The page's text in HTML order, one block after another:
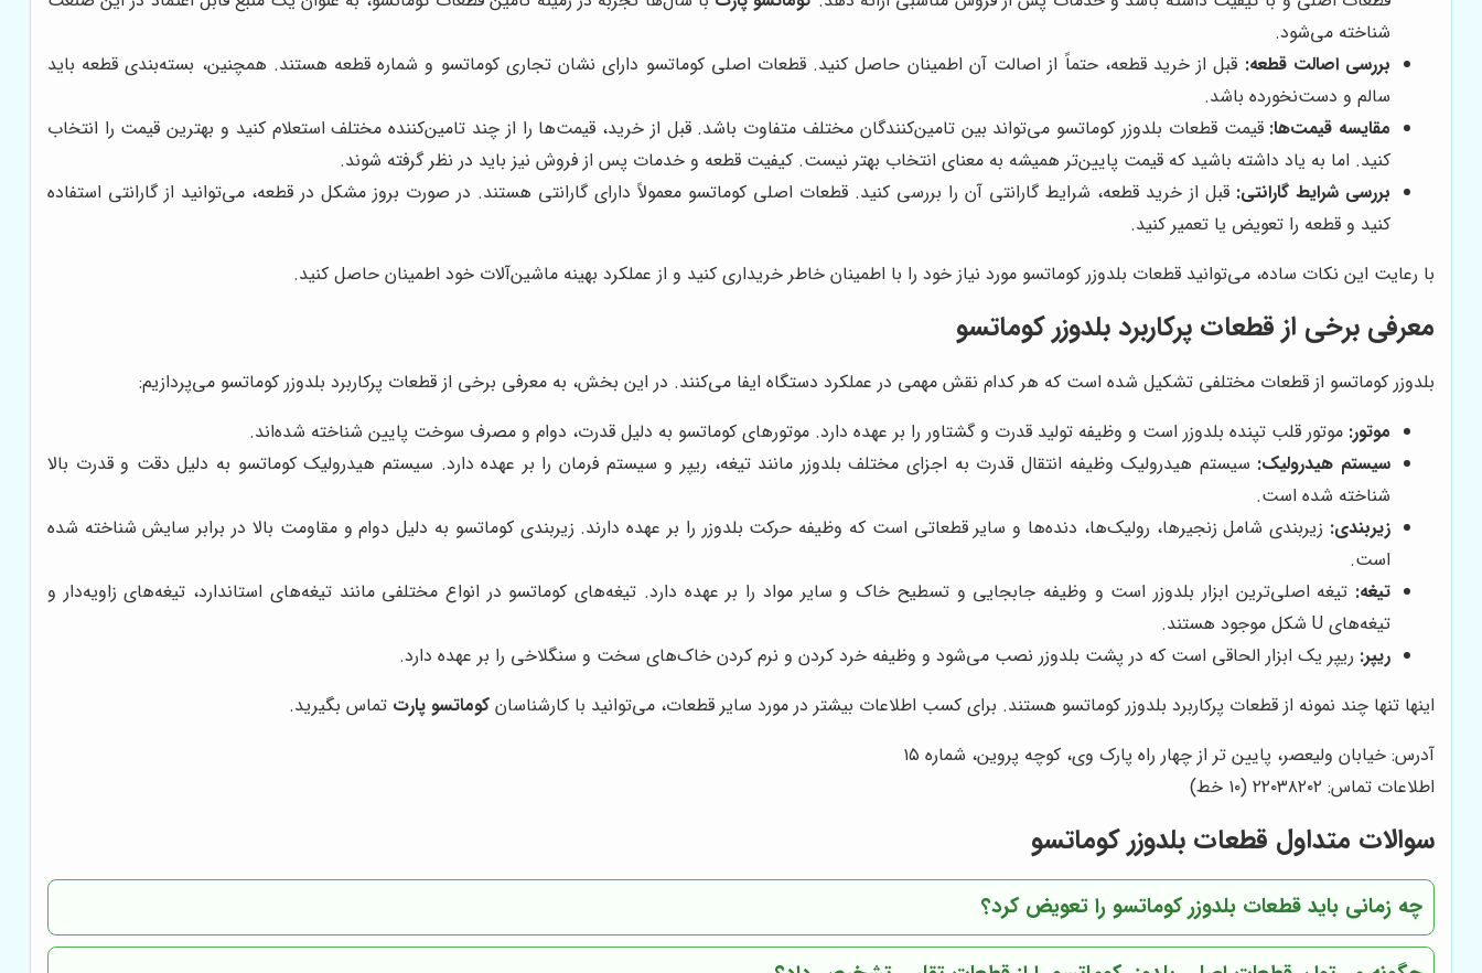
شناخته می‌شود.
بررسی اصالت قطعه: قبل از خرید قطعه، حتماً از اصالت آن اطمینان حاصل کنید. قطعات اصلی کوماتسو دارای نشان تجاری کوماتسو و شماره قطعه هستند. همچنین، بسته‌بندی قطعه باید
سالم و دست‌نخورده باشد.
مقایسه قیمت‌ها: قیمت قطعات بلدوزر کوماتسو می‌تواند بین تامین‌کنندگان مختلف متفاوت باشد. قبل از خرید، قیمت‌ها را از چند تامین‌کننده مختلف استعلام کنید و بهترین قیمت را انتخاب
کنید. اما به یاد داشته باشید که قیمت پایین‌تر همیشه به معنای انتخاب بهتر نیست. کیفیت قطعه و خدمات پس از فروش نیز باید در نظر گرفته شوند.
بررسی شرایط گارانتی: قبل از خرید قطعه، شرایط گارانتی آن را بررسی کنید. قطعات اصلی کوماتسو معمولاً دارای گارانتی هستند. در صورت بروز مشکل در قطعه، می‌توانید از گارانتی استفاده
کنید و قطعه را تعویض یا تعمیر کنید.
با رعایت این نکات ساده، می‌توانید قطعات بلدوزر کوماتسو مورد نیاز خود را با اطمینان خاطر خریداری کنید و از عملکرد بهینه ماشین‌آلات خود اطمینان حاصل کنید.
معرفی برخی از قطعات پرکاربرد بلدوزر کوماتسو
بلدوزر کوماتسو از قطعات مختلفی تشکیل شده است که هر کدام نقش مهمی در عملکرد دستگاه ایفا می‌کنند. در این بخش، به معرفی برخی از قطعات پرکاربرد بلدوزر کوماتسو می‌پردازیم:
موتور: موتور قلب تپنده بلدوزر است و وظیفه تولید قدرت و گشتاور را بر عهده دارد. موتورهای کوماتسو به دلیل قدرت، دوام و مصرف سوخت پایین شناخته شده‌اند.
سیستم هیدرولیک: سیستم هیدرولیک وظیفه انتقال قدرت به اجزای مختلف بلدوزر مانند تیغه، ریپر و سیستم فرمان را بر عهده دارد. سیستم هیدرولیک کوماتسو به دلیل دقت و قدرت بالا
شناخته شده است.
زیربندی: زیربندی شامل زنجیرها، رولیک‌ها، دنده‌ها و سایر قطعاتی است که وظیفه حرکت بلدوزر را بر عهده دارند. زیربندی کوماتسو به دلیل دوام و مقاومت بالا در برابر سایش شناخته شده
است.
تیغه: تیغه اصلی‌ترین ابزار بلدوزر است و وظیفه جابجایی و تسطیح خاک و سایر مواد را بر عهده دارد. تیغه‌های کوماتسو در انواع مختلفی مانند تیغه‌های استاندارد، تیغه‌های زاویه‌دار و
تیغه‌های U شکل موجود هستند.
ریپر: ریپر یک ابزار الحاقی است که در پشت بلدوزر نصب می‌شود و وظیفه خرد کردن و نرم کردن خاک‌های سخت و سنگلاخی را بر عهده دارد.
اینها تنها چند نمونه از قطعات پرکاربرد بلدوزر کوماتسو هستند. برای کسب اطلاعات بیشتر در مورد سایر قطعات، می‌توانید با کارشناسان کوماتسو پارت تماس بگیرید.
آدرس: خیابان ولیعصر، پایین تر از چهار راه پارک وی، کوچه پروین، شماره ۱۵
اطلاعات تماس: ۲۲۰۳۸۲۰۲ (۱۰ خط)
سوالات متداول قطعات بلدوزر کوماتسو
چه زمانی باید قطعات بلدوزر کوماتسو را تعویض کرد؟